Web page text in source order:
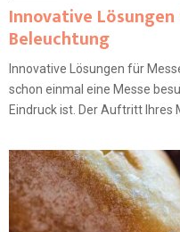
Innovative
Beleuchtung
Innovative Lösungen für
schon einmal eine Messe
Eindruck ist. Der Auftritt Ihres